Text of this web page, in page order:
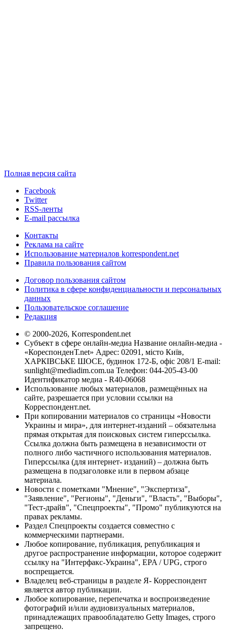
Полная версия сайта
Facebook
Twitter
RSS-ленты
E-mail рассылка
Контакты
Реклама на сайте
Использование материалов korrespondent.net
Правила пользования сайтом
Договор пользования сайтом
Политика в сфере конфиденциальности и персональных
данных
Пользовательское соглашение
Редакция
© 2000-2026, Korrespondent.net
Субъект в сфере онлайн-медиа Название онлайн-медиа -
«КореспонденТ.net» Адрес: 02091, місто Київ,
ХАРКІВСЬКЕ ШОСЕ, будинок 172-Б, офіс 208/1 E-mail:
sunlight@mediadim.com.ua Телефон: 044-205-43-00
Идентификатор медиа - R40-06068
Использование любых материалов, размещённых на
сайте, разрешается при условии ссылки на
Корреспондент.net.
При копировании материалов со страницы «Новости
Украины и мира», для интернет-изданий – обязательна
прямая открытая для поисковых систем гиперссылка.
Ссылка должна быть размещена в независимости от
полного либо частичного использования материалов.
Гиперссылка (для интернет- изданий) – должна быть
размещена в подзаголовке или в первом абзаце
материала.
Новости с пометками "Мнение", "Экспертиза",
"Заявление", "Регионы", "Деньги", "Власть", "Выборы",
"Тест-драйв", "Спецпроекты", "Промо" публикуются на
правах рекламы.
Раздел Спецпроекты создается совместно с
коммерческими партнерами.
Любое копирование, публикация, републикация и
другое распространение информации, которое содержит
ссылку на "Интерфакс-Украина", EPA / UPG, строго
воспрещается.
Владелец веб-страницы в разделе Я- Корреспондент
является автор публикации.
Любое копирование, перепечатка и воспроизведение
фотографий и/или аудиовизуальных материалов,
принадлежащих правообладателю Getty Images, строго
запрещено.